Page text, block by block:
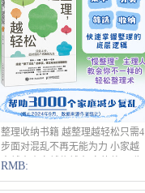
立即购买
整理收纳书籍 越整理越轻松只需4
步面对混乱不再无能为力 小家越
来越大小家越住越大 家的整理 收
RMB: